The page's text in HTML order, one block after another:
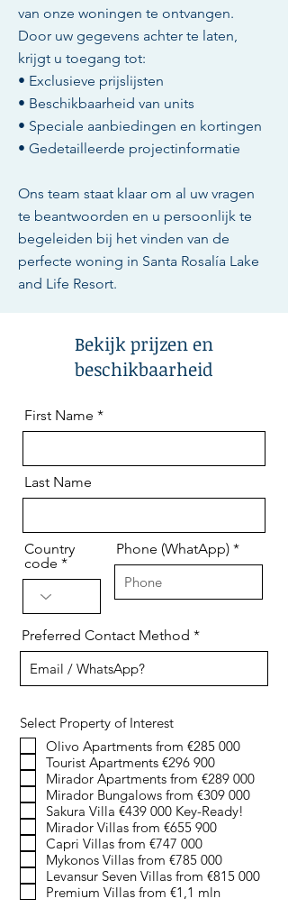
van onze woningen te ontvangen.
Door uw gegevens achter te laten,
krijgt u toegang tot:
• Exclusieve prijslijsten
• Beschikbaarheid van units
• Speciale aanbiedingen en kortingen
• Gedetailleerde projectinformatie
Ons team staat klaar om al uw vragen
te beantwoorden en u persoonlijk te
begeleiden bij het vinden van de
perfecte woning in Santa Rosalía Lake
and Life Resort.
Bekijk prijzen en
beschikbaarheid
First Name
Last Name
Country
code
Phone (WhatApp)
Preferred Contact Method
Select Property of Interest
Olivo Apartments from €285 000
Tourist Apartments €296 900
Mirador Apartments from €289 000
Mirador Bungalows from €309 000
Sakura Villa €439 000 Key-Ready!
Mirador Villas from €655 900
Capri Villas from €747 000
Mykonos Villas from €785 000
Levansur Seven Villas from €815 000
Premium Villas from €1,1 mln